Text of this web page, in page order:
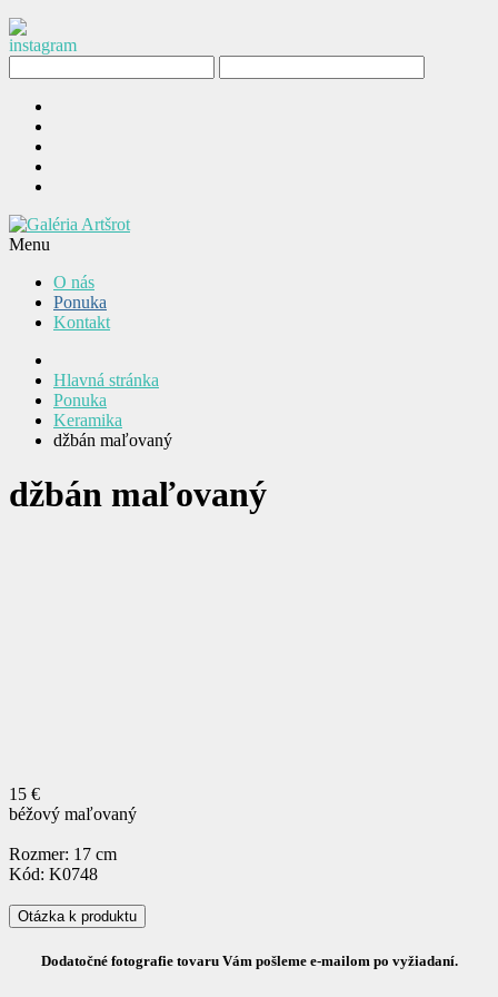
Menu
O nás
Ponuka
Kontakt
Hlavná stránka
Ponuka
Keramika
džbán maľovaný
džbán maľovaný
15 €
béžový maľovaný
Rozmer: 17 cm
Kód: K0748
Otázka k produktu
Dodatočné fotografie tovaru Vám pošleme e-mailom po vyžiadaní.